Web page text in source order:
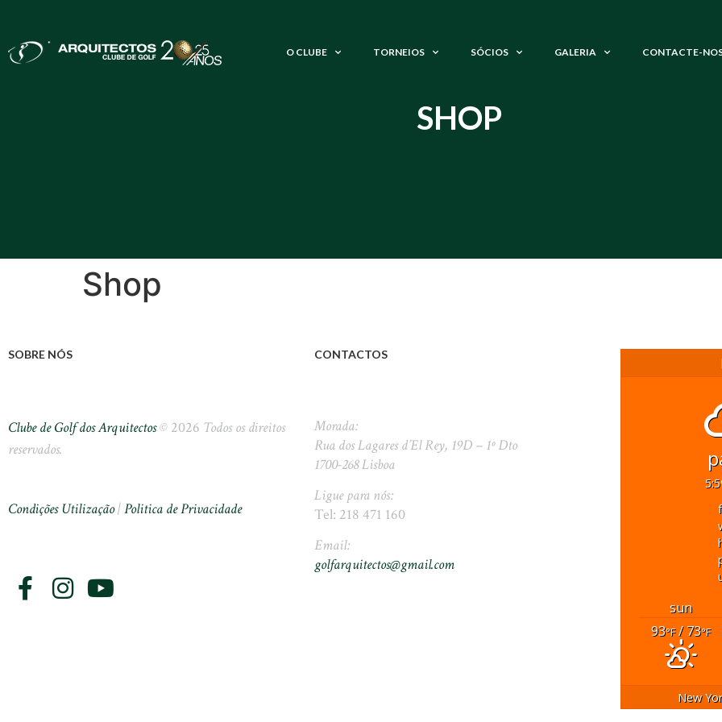
O CLUBE TORNEIOS SÓCIOS GALERIA CONTACTE-
SHOP
Shop
SOBRE NÓS
Clube de Golf dos Arquitectos© 2026 Todos os direitos
reservados.
Condições Utilização|Politica de Privacidade
CONTACTOS
Morada:
Rua dos Lagares d’El Rey, 19D – 1º Dto
1700-268 Lisboa
Ligue para nós:
Tel: 218 471 160
Email:
golfarquitectos@gmail.com
sun
93°F/ 73°F
New